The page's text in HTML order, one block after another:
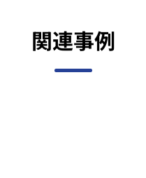
関連事例